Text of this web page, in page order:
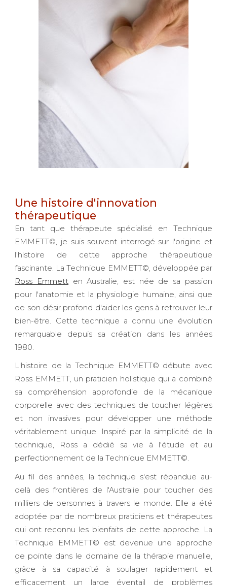
Une histoire d'innovation
thérapeutique
En tant que thérapeute spécialisé en Technique
EMMETT©, je suis souvent interrogé sur l'origine et
l'histoire de cette approche thérapeutique
fascinante. La Technique EMMETT©, développée par
Ross Emmett en Australie, est née de sa passion
pour l'anatomie et la physiologie humaine, ainsi que
de son désir profond d'aider les gens à retrouver leur
bien-être. Cette technique a connu une évolution
remarquable depuis sa création dans les années
1980.
L'histoire de la Technique EMMETT© débute avec
Ross EMMETT, un praticien holistique qui a combiné
sa compréhension approfondie de la mécanique
corporelle avec des techniques de toucher légères
et non invasives pour développer une méthode
véritablement unique. Inspiré par la simplicité de la
technique, Ross a dédié sa vie à l'étude et au
perfectionnement de la Technique EMMETT©.
Au fil des années, la technique s'est répandue au-
delà des frontières de l'Australie pour toucher des
milliers de personnes à travers le monde. Elle a été
adoptée par de nombreux praticiens et thérapeutes
qui ont reconnu les bienfaits de cette approche. La
Technique EMMETT© est devenue une approche
de pointe dans le domaine de la thérapie manuelle,
grâce à sa capacité à soulager rapidement et
efficacement un large éventail de problèmes